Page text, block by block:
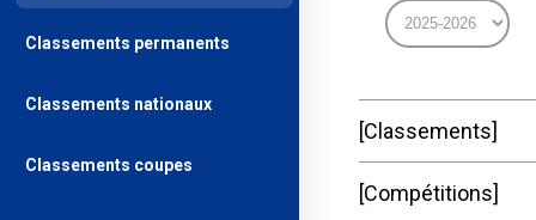
Classements
Compétitions
Classements permanents
Classements nationaux
Classements coupes